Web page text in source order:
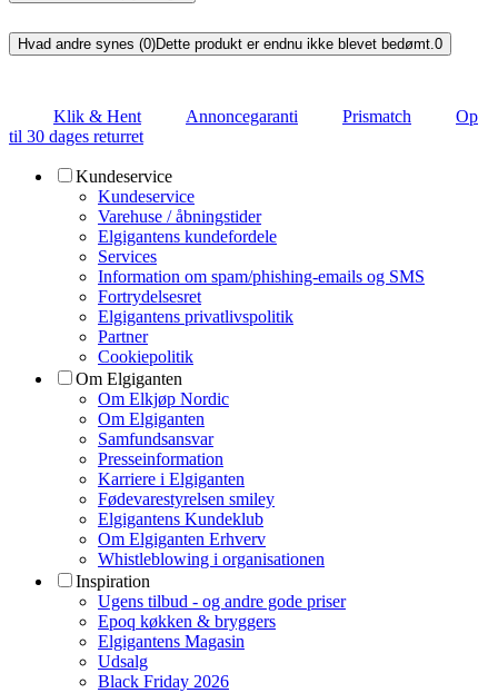
Hvad andre synes (0)Dette produkt er endnu ikke blevet bedømt.0
Klik & Hent Annoncegaranti Prismatch
Op
til 30 dages returret
Kundeservice
Kundeservice
Varehuse / åbningstider
Elgigantens kundefordele
Services
Information om spam/phishing-emails og SMS
Fortrydelsesret
Elgigantens privatlivspolitik
Partner
Cookiepolitik
Om Elgiganten
Om Elkjøp Nordic
Om Elgiganten
Samfundsansvar
Presseinformation
Karriere i Elgiganten
Fødevarestyrelsen smiley
Elgigantens Kundeklub
Om Elgiganten Erhverv
Whistleblowing i organisationen
Inspiration
Ugens tilbud - og andre gode priser
Epoq køkken & bryggers
Elgigantens Magasin
Udsalg
Black Friday 2026